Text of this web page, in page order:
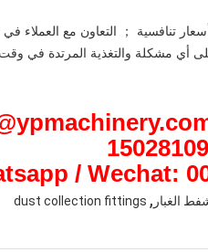
تنافسية ； التعاون مع العملاء
أي مشكلة والتغذية المرتدة في
/ Wechat:
الغبار ,
dust collection fittings